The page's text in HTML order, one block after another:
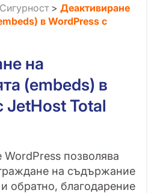
Сигурност > Деактивиране
в WordPress с
на
(embeds) в
JetHost Total
позволява
на съдържание
обратно, благодарение